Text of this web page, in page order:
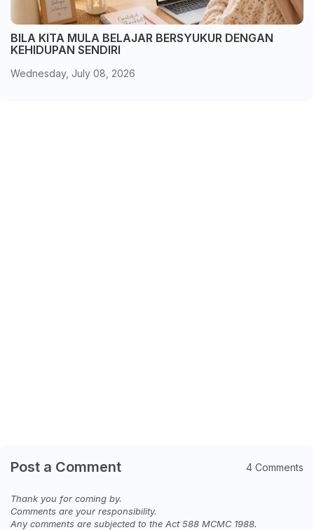
BILA KITA MULA BELAJAR BERSYUKUR DENGAN
KEHIDUPAN SENDIRI
Wednesday, July 08, 2026
Post a Comment 4 Comments
Thank you for coming by.
Comments are your responsibility.
Any comments are subjected to the Act 588 MCMC 1988.